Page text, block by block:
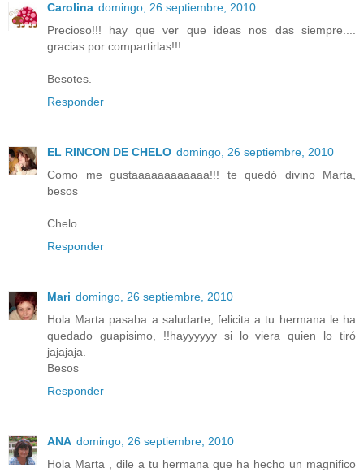
Carolina domingo, 26 septiembre, 2010
Precioso!!! hay que ver que ideas nos das siempre....
gracias por compartirlas!!!
Besotes.
Responder
EL RINCON DE CHELO domingo, 26 septiembre, 2010
Como me gustaaaaaaaaaaaa!!! te quedó divino Marta,
besos
Chelo
Responder
Mari domingo, 26 septiembre, 2010
Hola Marta pasaba a saludarte, felicita a tu hermana le ha
quedado guapisimo, !!hayyyyyy si lo viera quien lo tiró
jajajaja.
Besos
Responder
ANA domingo, 26 septiembre, 2010
Hola Marta , dile a tu hermana que ha hecho un magnifico